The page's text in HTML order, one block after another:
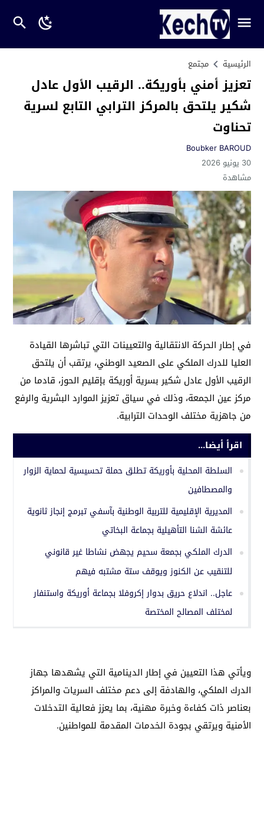
الرئيسية مجتمع
تعزيز أمني بأوريكة.. الرقيب الأول عادل
شكير يلتحق بالمركز الترابي التابع لسرية
تحناوت
Boubker BAROUD
30 يونيو 2026
مشاهدة
في إطار الحركة الانتقالية والتعيينات التي تباشرها القيادة
العليا للدرك الملكي على الصعيد الوطني، يرتقب أن يلتحق
الرقيب الأول عادل شكير بسرية أوريكة بإقليم الحوز، قادما من
مركز عين الجمعة، وذلك في سياق تعزيز الموارد البشرية والرفع
من جاهزية مختلف الوحدات الترابية.
اقرأ أيضا...
السلطة المحلية بأوريكة تطلق حملة تحسيسية لحماية الزوار
والمصطافين
المديرية الإقليمية للتربية الوطنية بآسفي تبرمج إنجاز ثانوية
عائشة الشنا التأهيلية بجماعة البخاتي
الدرك الملكي بجمعة سحيم يجهض نشاطا غير قانوني
للتنقيب عن الكنوز ويوقف ستة مشتبه فيهم
عاجل.. اندلاع حريق بدوار إكروفلا بجماعة أوريكة واستنفار
لمختلف المصالح المختصة
ويأتي هذا التعيين في إطار الدينامية التي يشهدها جهاز
الدرك الملكي، والهادفة إلى دعم مختلف السريات والمراكز
بعناصر ذات كفاءة وخبرة مهنية، بما يعزز فعالية التدخلات
الأمنية ويرتقي بجودة الخدمات المقدمة للمواطنين.